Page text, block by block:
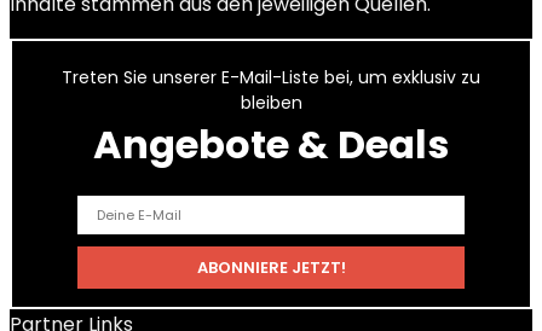
Treten Sie unserer E-Mail-Liste bei, um exklusiv zu
bleiben
Angebote & Deals
Partner Links